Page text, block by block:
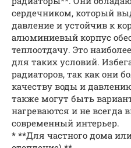
сердечником, который
давление и устойчив к
алюминиевый корпус
теплоотдачу. Это
для таких условий.
радиаторов, так как они
качеству воды и
также могут быть
нагреваются и не всегда
современный интерьер.
* **Для частного дома